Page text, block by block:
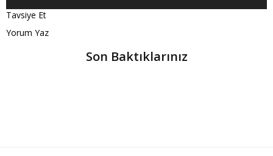
Tavsiye Et
Yorum Yaz
Son Baktıklarınız